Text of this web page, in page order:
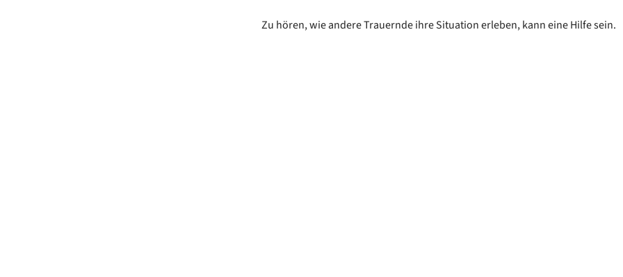
Zu hören, wie andere Trauernde ihre Situation erleben, kann eine Hilfe sein.